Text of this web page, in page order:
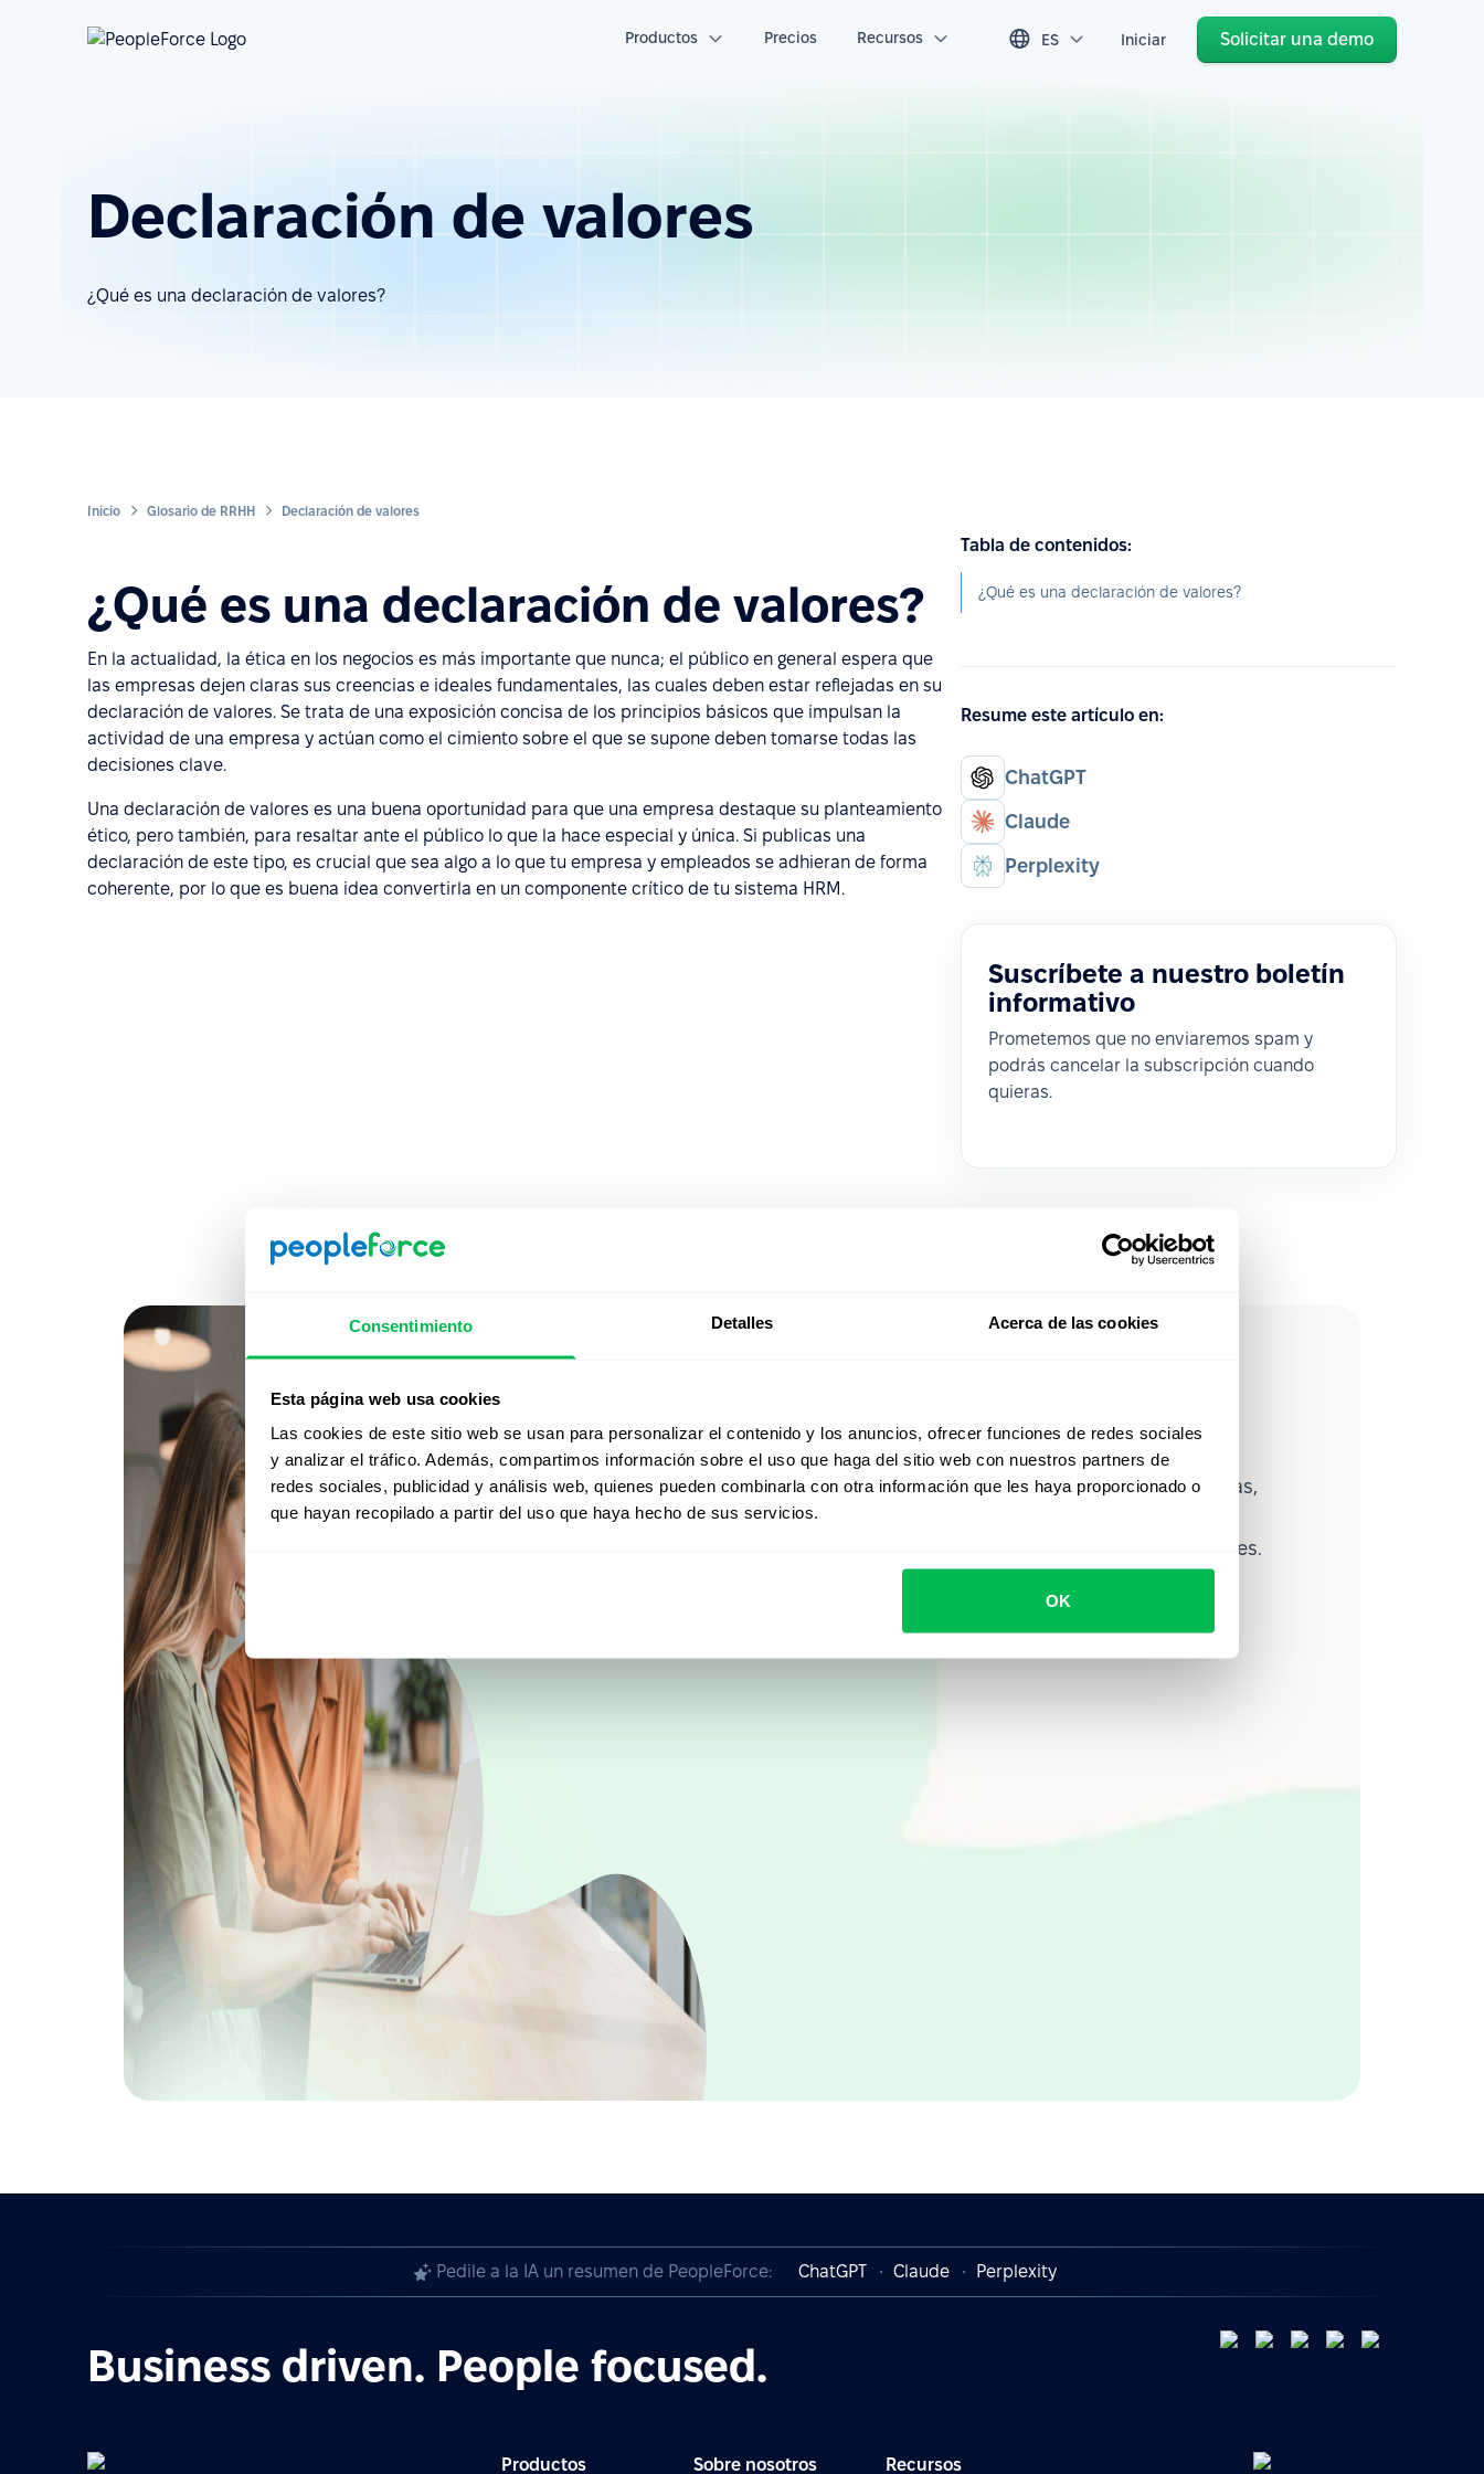
Consentimiento Detalles Acerca de las cookies
Esta página web usa cookies
Las cookies de este sitio web se usan para personalizar el contenido y los anuncios, ofrecer funciones de redes sociales
y analizar el tráfico. Además, compartimos información sobre el uso que haga del sitio web con nuestros partners de
redes sociales, publicidad y análisis web, quienes pueden combinarla con otra información que les haya proporcionado o
que hayan recopilado a partir del uso que haya hecho de sus servicios.
OK
Productos Precios Recursos ES Iniciar Solicitar una demo
Declaración de valores
¿Qué es una declaración de valores?
Inicio Glosario de RRHH Declaración de valores
¿Qué es una declaración de valores?
En la actualidad, la ética en los negocios es más importante que nunca; el público en general espera que
las empresas dejen claras sus creencias e ideales fundamentales, las cuales deben estar reflejadas en su
declaración de valores. Se trata de una exposición concisa de los principios básicos que impulsan la
actividad de una empresa y actúan como el cimiento sobre el que se supone deben tomarse todas las
decisiones clave.
Una declaración de valores es una buena oportunidad para que una empresa destaque su planteamiento
ético, pero también, para resaltar ante el público lo que la hace especial y única. Si publicas una
declaración de este tipo, es crucial que sea algo a lo que tu empresa y empleados se adhieran de forma
coherente, por lo que es buena idea convertirla en un componente crítico de tu sistema HRM.
Tabla de contenidos:
¿Qué es una declaración de valores?
Resume este artículo en:
ChatGPT
Claude
Perplexity
Suscríbete a nuestro boletín
informativo
Prometemos que no enviaremos spam y
podrás cancelar la subscripción cuando
quieras.
acción
Desde Core HR hasta analítica avanzada de personas,
descubrí cómo PeopleForce ayuda a los equipos a
automatizar procesos y ahorrar hasta 80 horas al mes.
Ver demo en vivo
Pedile a la IA un resumen de PeopleForce: ChatGPT Claude Perplexity
Business driven. People focused.
Productos Sobre nosotros Recursos